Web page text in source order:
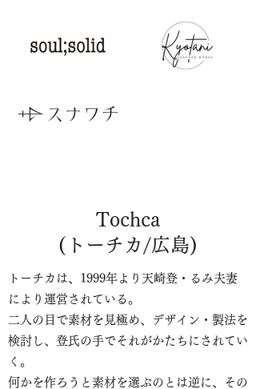
Tochca
(トーチカ/広島)
トーチカは、1999年より天崎登・るみ夫妻
により運営されている。
二人の目で素材を見極め、デザイン・製法を
検討し、登氏の手でそれがかたちにされてい
く。
何かを作ろうと素材を選ぶのとは逆に、その